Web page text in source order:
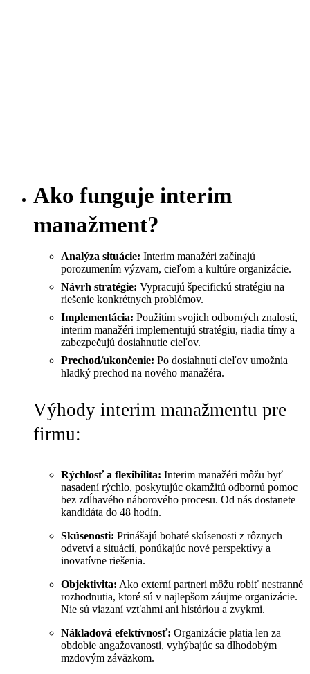
Ako funguje interim
manažment?
Analýza situácie: Interim manažéri začínajú
porozumením výzvam, cieľom a kultúre organizácie.
Návrh stratégie: Vypracujú špecifickú stratégiu na
riešenie konkrétnych problémov.
Implementácia: Použitím svojich odborných znalostí,
interim manažéri implementujú stratégiu, riadia tímy a
zabezpečujú dosiahnutie cieľov.
Prechod/ukončenie: Po dosiahnutí cieľov umožnia
hladký prechod na nového manažéra.
Výhody interim manažmentu pre
firmu:
Rýchlosť a flexibilita: Interim manažéri môžu byť
nasadení rýchlo, poskytujúc okamžitú odbornú pomoc
bez zdĺhavého náborového procesu. Od nás dostanete
kandidáta do 48 hodín.
Skúsenosti: Prinášajú bohaté skúsenosti z rôznych
odvetví a situácií, ponúkajúc nové perspektívy a
inovatívne riešenia.
Objektivita: Ako externí partneri môžu robiť nestranné
rozhodnutia, ktoré sú v najlepšom záujme organizácie.
Nie sú viazaní vzťahmi ani históriou a zvykmi.
Nákladová efektívnosť: Organizácie platia len za
obdobie angažovanosti, vyhýbajúc sa dlhodobým
mzdovým záväzkom.